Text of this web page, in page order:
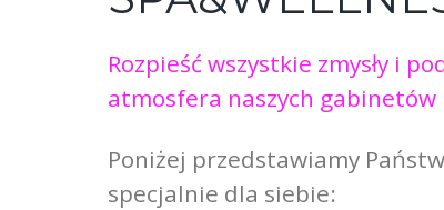
Rozpieść wszystkie zmysły i
atmosfera naszych
Poniżej przedstawiamy
specjalnie dla siebie: